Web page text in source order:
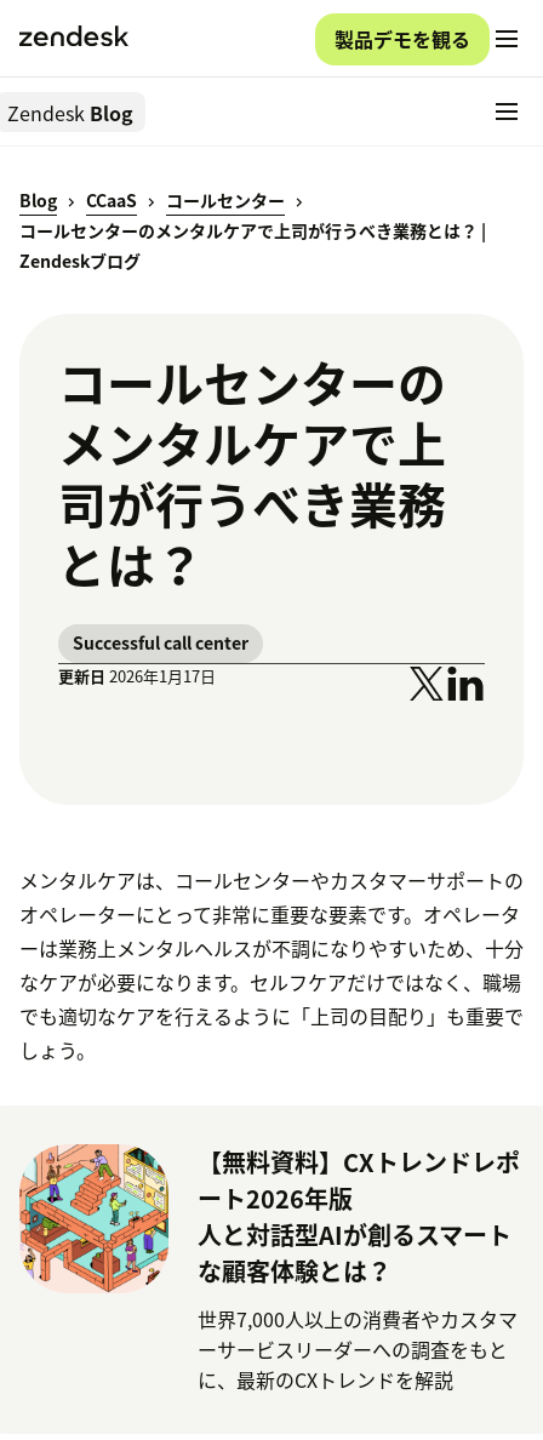
製品デモを観る
Zendesk Blog
Blog CCaaS
コールセンター
コールセンターのメンタルケアで上司が行うべき業務とは？ |
Zendeskブログ
コールセンターの
メンタルケアで上
司が行うべき業務
とは？
Successful call center
更新日 2026年1月17日
メンタルケアは、コールセンターやカスタマーサポートの
オペレーターにとって非常に重要な要素です。オペレータ
ーは業務上メンタルヘルスが不調になりやすいため、十分
なケアが必要になります。セルフケアだけではなく、職場
でも適切なケアを行えるように「上司の目配り」も重要で
しょう。
【無料資料】CXトレンドレポ
ート2026年版
人と対話型AIが創るスマート
な顧客体験とは？
世界7,000人以上の消費者やカスタマ
ーサービスリーダーへの調査をもと
に、最新のCXトレンドを解説